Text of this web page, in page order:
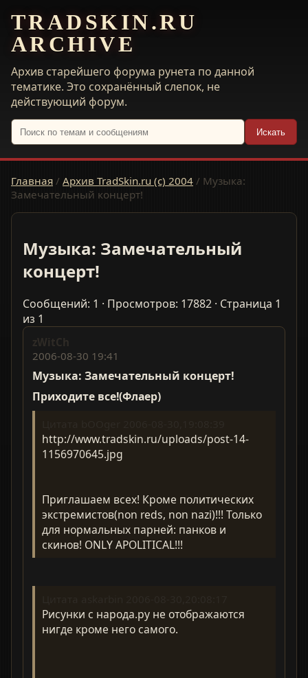
TRADSKIN.RU
ARCHIVE
Архив старейшего форума рунета по данной
тематике. Это сохранённый слепок, не
действующий форум.
Искать
Главная / Архив TradSkin.ru (с) 2004 / Музыка:
Замечательный концерт!
Музыка: Замечательный
концерт!
Сообщений: 1 · Просмотров: 17882 · Страница 1
из 1
zWitCh
2006-08-30 19:41
Музыка: Замечательный концерт!
Приходите все!(Флаер)
http://www.tradskin.ru/uploads/post-14-
1156970645.jpg
Приглашаем всех! Кроме политических
экстремистов(non reds, non nazi)!!! Только
для нормальных парней: панков и
скинов! ONLY APOLITICAL!!!
Рисунки с народа.ру не отображаются
нигде кроме него самого.